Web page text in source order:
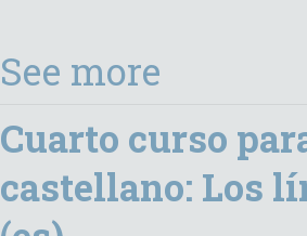
See more
Cuarto curso
castellano: Los